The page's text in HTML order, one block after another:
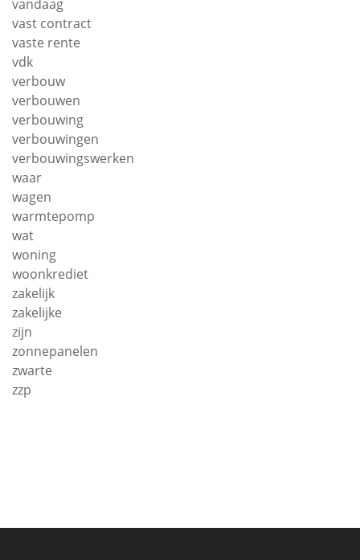
vandaag
vast contract
vaste rente
vdk
verbouw
verbouwen
verbouwing
verbouwingen
verbouwingswerken
waar
wagen
warmtepomp
wat
woning
woonkrediet
zakelijk
zakelijke
zijn
zonnepanelen
zwarte
zzp